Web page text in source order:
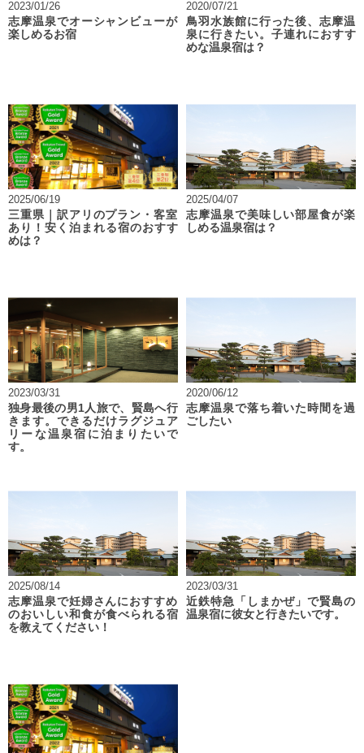
2023/01/26
志摩温泉でオーシャンビューが
楽しめるお宿
2020/07/21
鳥羽水族館に行った後、志摩温
泉に行きたい。子連れにおすす
めな温泉宿は？
2025/06/19
三重県｜訳アリのプラン・客室
あり！安く泊まれる宿のおすす
めは？
2025/04/07
志摩温泉で美味しい部屋食が楽
しめる温泉宿は？
2023/03/31
独身最後の男1人旅で、賢島へ行
きます。できるだけラグジュア
リーな温泉宿に泊まりたいで
す。
2020/06/12
志摩温泉で落ち着いた時間を過
ごしたい
2025/08/14
志摩温泉で妊婦さんにおすすめ
のおいしい和食が食べられる宿
を教えてください！
2023/03/31
近鉄特急「しまかぜ」で賢島の
温泉宿に彼女と行きたいです。